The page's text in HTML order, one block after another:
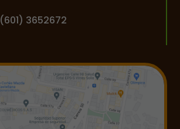
(601) 3652672